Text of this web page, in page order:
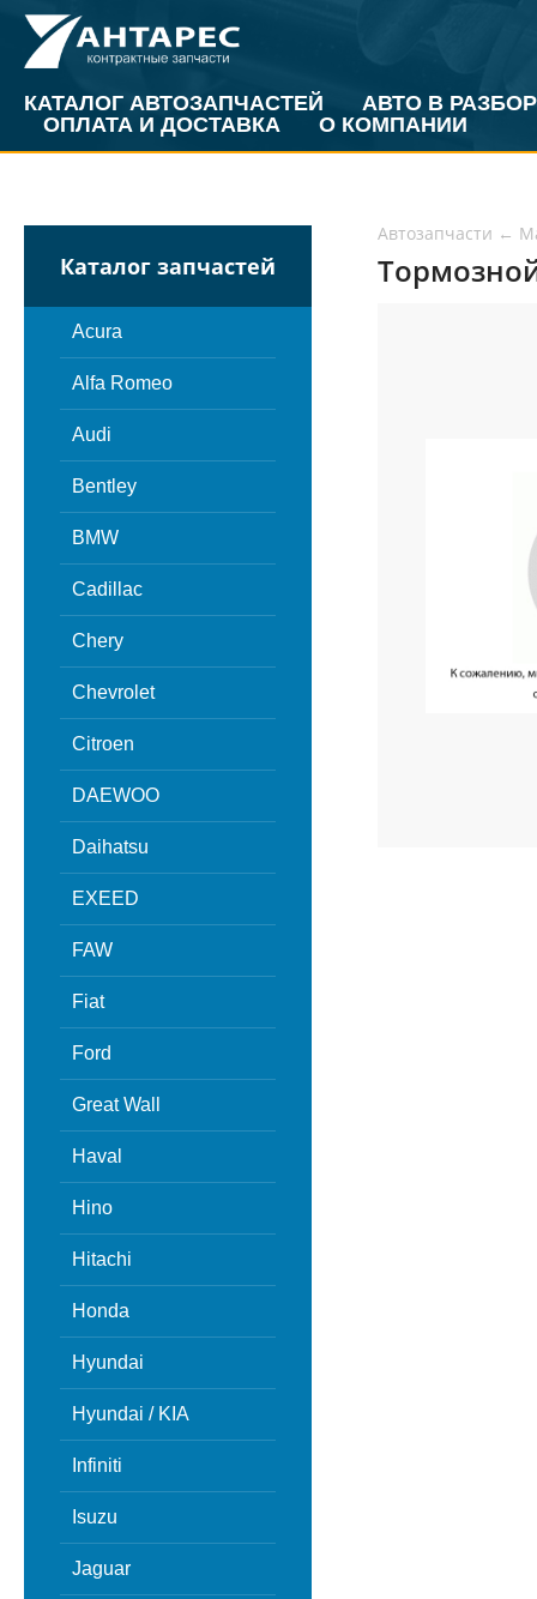
КАТАЛОГ АВТОЗАПЧАСТЕЙ
АВТО В РАЗБОР
ОПЛАТА И ДОСТАВКА
О КОМПАНИИ
Каталог запчастей
Acura
Alfa Romeo
Audi
Bentley
BMW
Cadillac
Chery
Chevrolet
Citroen
DAEWOO
Daihatsu
EXEED
FAW
Fiat
Ford
Great Wall
Haval
Hino
Hitachi
Honda
Hyundai
Hyundai / KIA
Infiniti
Isuzu
Jaguar
Автозапчасти ←